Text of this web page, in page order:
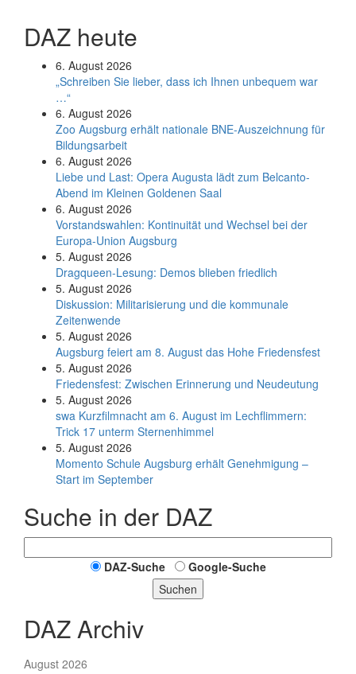
DAZ heute
6. August 2026
„Schreiben Sie lieber, dass ich Ihnen unbequem war
…“
6. August 2026
Zoo Augsburg erhält nationale BNE-Auszeichnung für
Bildungsarbeit
6. August 2026
Liebe und Last: Opera Augusta lädt zum Belcanto-
Abend im Kleinen Goldenen Saal
6. August 2026
Vorstandswahlen: Kontinuität und Wechsel bei der
Europa-Union Augsburg
5. August 2026
Dragqueen-Lesung: Demos blieben friedlich
5. August 2026
Diskussion: Mi­li­ta­ri­sie­rung und die kommunale
Zeitenwende
5. August 2026
Augsburg feiert am 8. August das Hohe Friedensfest
5. August 2026
Friedensfest: Zwischen Erinnerung und Neudeutung
5. August 2026
swa Kurz­film­nacht am 6. August im Lech­flim­mern:
Trick 17 unterm Sternen­himmel
5. August 2026
Momento Schule Augsburg erhält Genehmigung –
Start im September
Suche in der DAZ
DAZ-Suche
Google-Suche
Suchen
DAZ Archiv
August 2026